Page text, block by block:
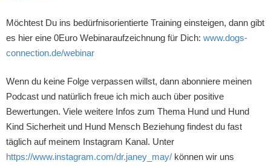
Möchtest Du ins bedürfnisorientierte Training einsteigen, dann gibt
es hier eine 0Euro Webinaraufzeichnung für Dich: www.dogs-
connection.de/webinar
Wenn du keine Folge verpassen willst, dann abonniere meinen
Podcast und natürlich freue ich mich auch über positive
Bewertungen. Viele weitere Infos zum Thema Hund und Hund
Kind Sicherheit und Hund Mensch Beziehung findest du fast
täglich auf meinem Instagram Kanal. Unter
https://www.instagram.com/dr.janey_may/ können wir uns